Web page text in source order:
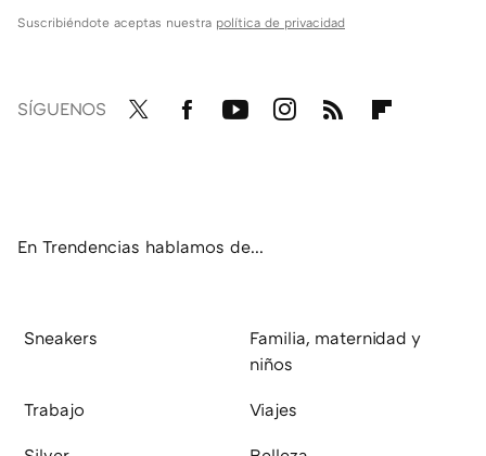
Suscribiéndote aceptas nuestra política de privacidad
SÍGUENOS
En Trendencias hablamos de...
Sneakers
Familia, maternidad y
niños
Trabajo Viajes